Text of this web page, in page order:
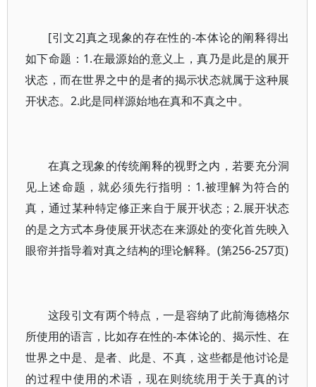
[引文2]真之现象的存在性的-本体论的阐释得出
如下命题：1.在最源始的意义上，真乃是此是的展开
状态，而在世界之中的是者的揭示状态就属于这种展
开状态。2.此是同样源始地在真和不真之中。
在真之现象的传统阐释的视野之内，若要充分洞
见上述命题，就必须先行指明：1.被理解为符合的
真，通过某种特定修正来自于展开状态；2.展开状态
的是之方式本身使展开状态在来源处的变化首先映入
眼帘并指导着对真之结构的理论解释。(第256-257页)
这段引文有两个特点，一是容纳了此前海德格尔
所使用的语言，比如存在性的-本体论的、揭示性、在
世界之中是、是者、此是、不真，这些都是他讨论是
的过程中使用的术语，现在则统统用于关于真的讨